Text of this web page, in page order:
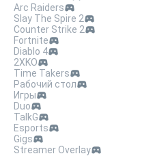
Arc Raiders
Slay The Spire 2
Counter Strike 2
Fortnite
Diablo 4
2XKO
Time Takers
Рабочий стол
Игры
Duo
TalkG
Esports
Gigs
Streamer Overlay